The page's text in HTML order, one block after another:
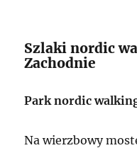
Szlaki nordic
Zachodnie
Park nordic
Na wierzbowy